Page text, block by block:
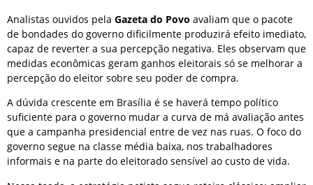
Analistas ouvidos pela Gazeta do Povo avaliam que o pacote
de bondades do governo dificilmente produzirá efeito imediato,
capaz de reverter a sua percepção negativa. Eles observam que
medidas econômicas geram ganhos eleitorais só se melhorar a
percepção do eleitor sobre seu poder de compra.
A dúvida crescente em Brasília é se haverá tempo político
suficiente para o governo mudar a curva de má avaliação antes
que a campanha presidencial entre de vez nas ruas. O foco do
governo segue na classe média baixa, nos trabalhadores
informais e na parte do eleitorado sensível ao custo de vida.